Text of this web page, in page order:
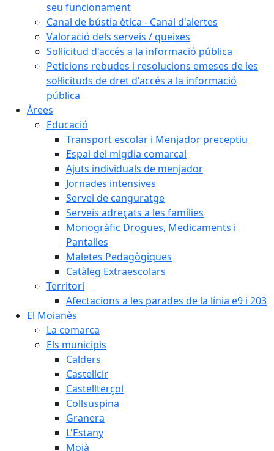
seu funcionament
Canal de bústia ètica - Canal d'alertes
Valoració dels serveis / queixes
Sol·licitud d'accés a la informació pública
Peticions rebudes i resolucions emeses de les
sol·licituds de dret d'accés a la informació
pública
Àrees
Educació
Transport escolar i Menjador preceptiu
Espai del migdia comarcal
Ajuts individuals de menjador
Jornades intensives
Servei de canguratge
Serveis adreçats a les famílies
Monogràfic Drogues, Medicaments i
Pantalles
Maletes Pedagògiques
Catàleg Extraescolars
Territori
Afectacions a les parades de la línia e9 i 203
El Moianès
La comarca
Els municipis
Calders
Castellcir
Castellterçol
Collsuspina
Granera
L'Estany
Moià